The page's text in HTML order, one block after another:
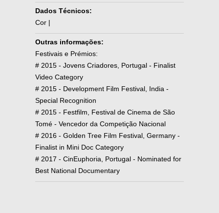
Dados Técnicos:
Cor |
Outras informações:
Festivais e Prémios:
# 2015 - Jovens Criadores, Portugal - Finalist
Video Category
# 2015 - Development Film Festival, India -
Special Recognition
# 2015 - Festfilm, Festival de Cinema de São
Tomé - Vencedor da Competição Nacional
# 2016 - Golden Tree Film Festival, Germany -
Finalist in Mini Doc Category
# 2017 - CinEuphoria, Portugal - Nominated for
Best National Documentary